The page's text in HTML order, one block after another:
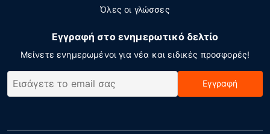
Όλες οι γλώσσες
Εγγραφή στο ενημερωτικό δελτίο
Μείνετε ενημερωμένοι για νέα και ειδικές προσφορές!
Εγγραφή